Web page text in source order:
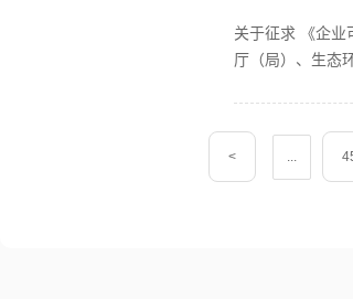
关于征求 《企
厅（局）、生态
< ...